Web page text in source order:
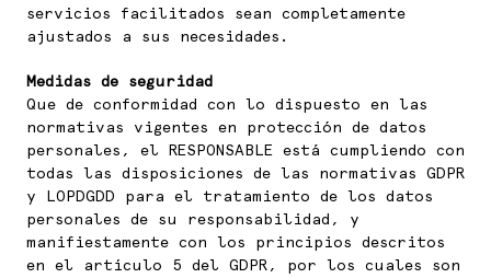
servicios facilitados sean completamente
ajustados a sus necesidades.
Medidas de seguridad
Que de conformidad con lo dispuesto en las
normativas vigentes en protección de datos
personales, el RESPONSABLE está cumpliendo con
todas las disposiciones de las normativas GDPR
y LOPDGDD para el tratamiento de los datos
personales de su responsabilidad, y
manifiestamente con los principios descritos
en el artículo 5 del GDPR, por los cuales son